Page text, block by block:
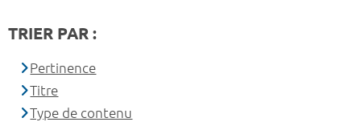
TRIER PAR :
Pertinence
Titre
Type de contenu